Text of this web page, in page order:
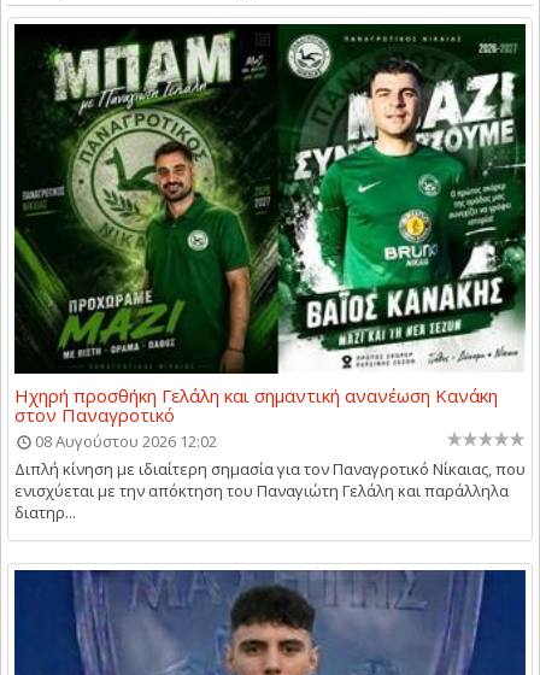
Ηχηρή προσθήκη Γελάλη και σημαντική ανανέωση Κανάκη
στον Παναγροτικό
08 Αυγούστου 2026 12:02
Διπλή κίνηση με ιδιαίτερη σημασία για τον Παναγροτικό Νίκαιας, που
ενισχύεται με την απόκτηση του Παναγιώτη Γελάλη και παράλληλα
διατηρ...